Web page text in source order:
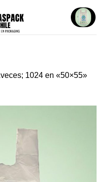
1024 en «50×55»